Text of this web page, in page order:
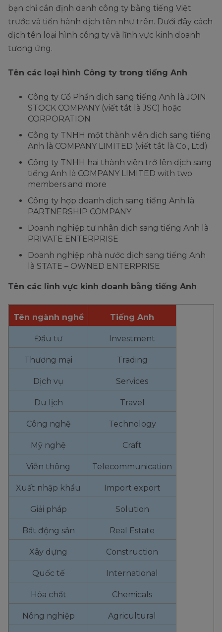
bạn chỉ cần định danh công ty bằng tiếng Việt
trước và tiến hành dịch tên như trên. Dưới đây cách
dịch tên loại hình công ty và lĩnh vực kinh doanh
tương ứng.
Tên các loại hình Công ty trong tiếng Anh
Công ty Cổ Phần dịch sang tiếng Anh là JOIN
STOCK COMPANY (viết tắt là JSC) hoặc
CORPORATION
Công ty TNHH một thành viên dịch sang tiếng
Anh là COMPANY LIMITED (viết tắt là Co., Ltd)
Công ty TNHH hai thành viên trở lên dịch sang
tiếng Anh là COMPANY LIMITED with two
members and more
Công ty hợp doanh dịch sang tiếng Anh là
PARTNERSHIP COMPANY
Doanh nghiệp tư nhân dịch sang tiếng Anh là
PRIVATE ENTERPRISE
Doanh nghiệp nhà nước dịch sang tiếng Anh
là STATE – OWNED ENTERPRISE
Tên các lĩnh vực kinh doanh bằng tiếng Anh
Tên ngành nghề Tiếng Anh
Đầu tư Investment
Thương mại Trading
Dịch vụ Services
Du lịch Travel
Công nghệ Technology
Mỹ nghệ Craft
Viễn thông Telecommunication
Xuất nhập khẩu Import export
Giải pháp Solution
Bất động sản Real Estate
Xây dựng Construction
Quốc tế International
Hóa chất Chemicals
Nông nghiệp Agricultural